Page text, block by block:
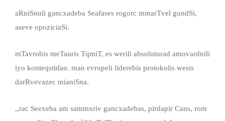
aRniSnuli gancxadeba Seafases rogorc mmarTvel gundSi,
aseve opoziciaSi.
mTavrobis meTauris TqmiT, es werili absoluturad amovardnili
iyo konteqstidan. man evropeli liderebis protokolis wesis
darRvevazec mianiSna.
,,rac Seexeba am sammxriv gancxadebas, pirdapir Cans, rom